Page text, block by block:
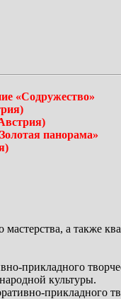
«Содружество»
панорама»
а также
прикладного
культуры.
прикладного